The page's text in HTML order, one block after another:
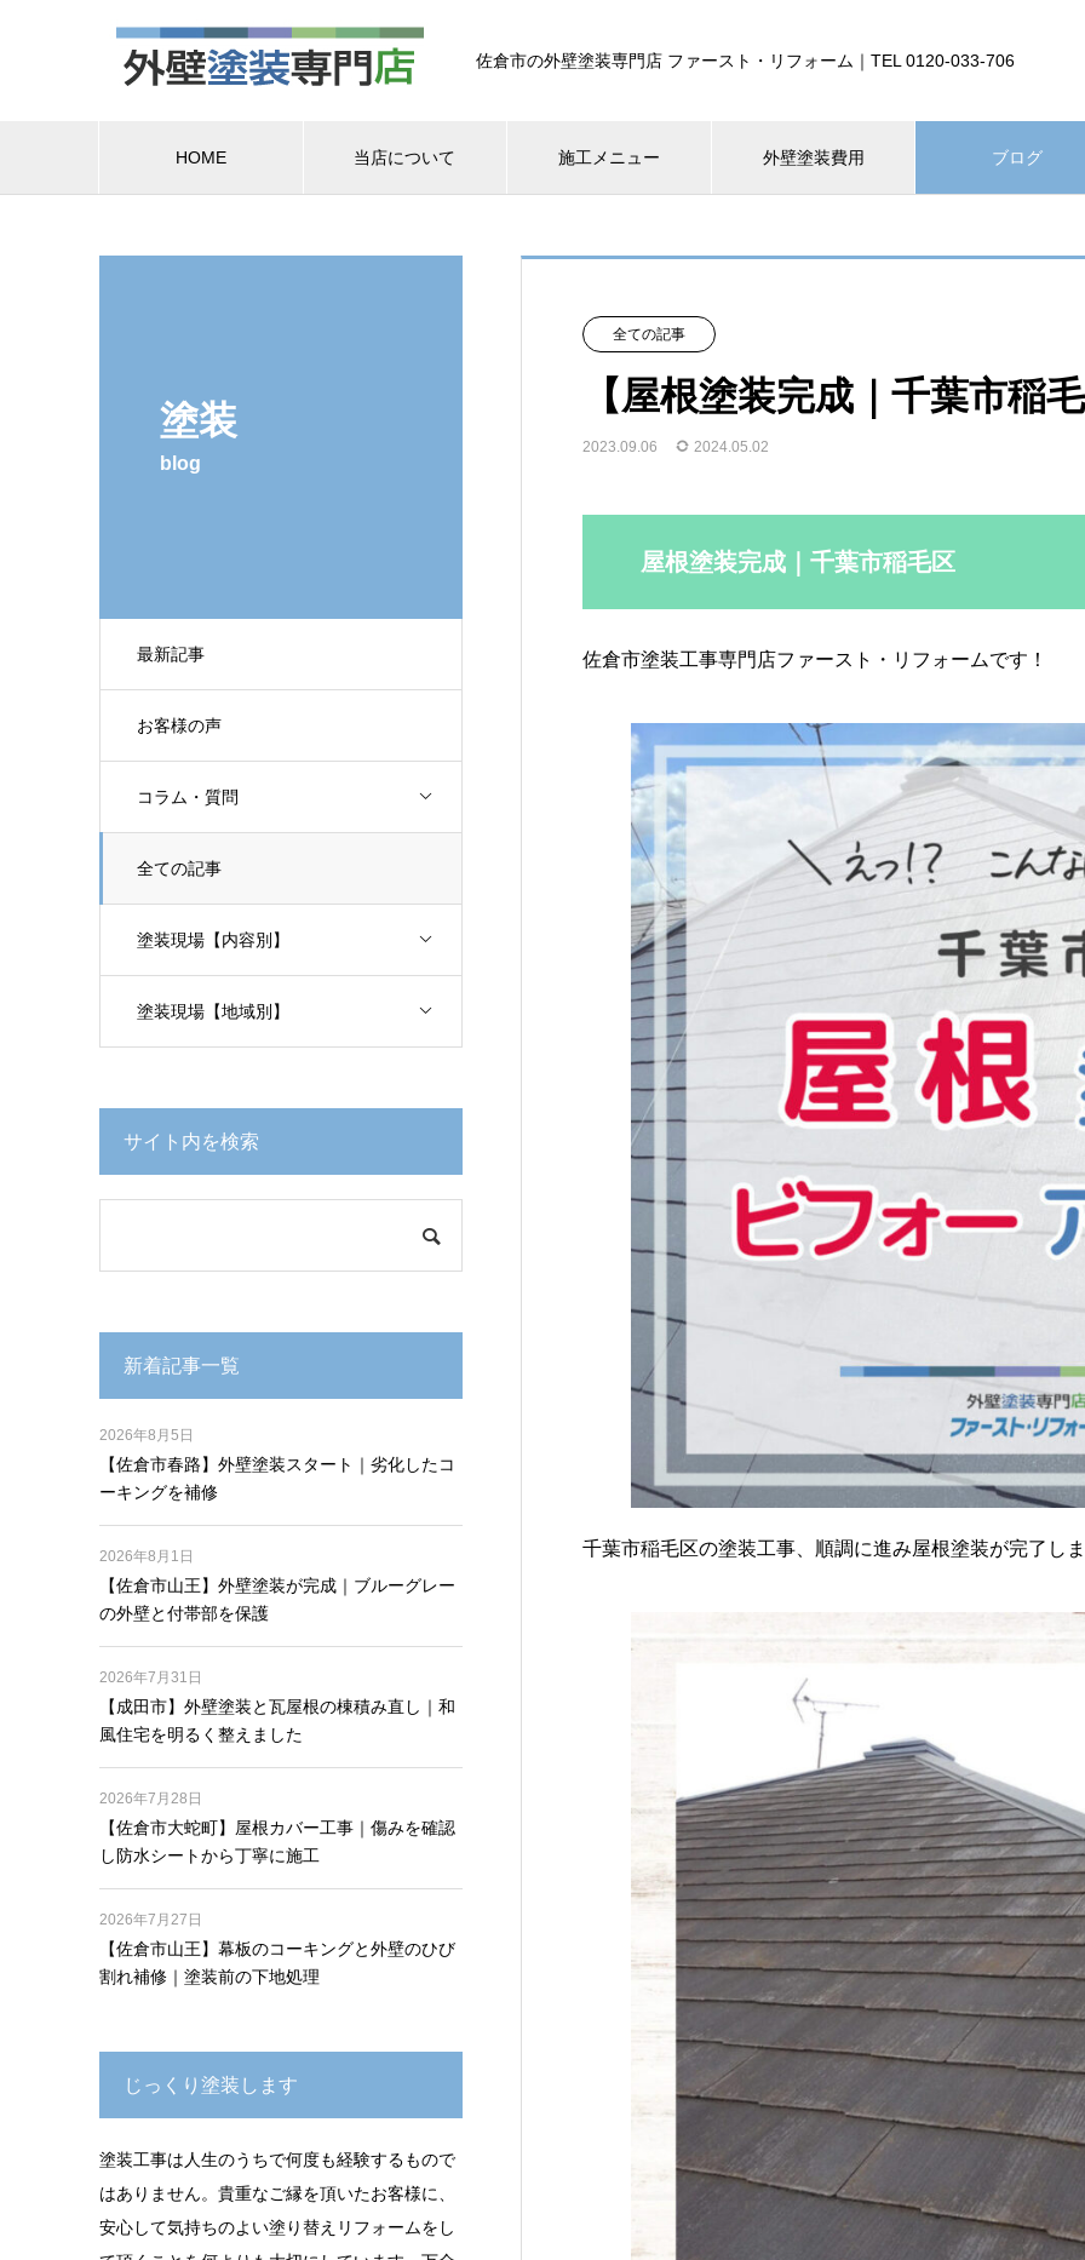
佐倉市の外壁塗装専門店 ファースト・リフォーム｜TEL 0120-033-706
HOME 当店について 施工メニュー 外壁塗装費用 ブログ
塗装
blog
最新記事
お客様の声
コラム・質問
全ての記事
塗装現場【内容別】
塗装現場【地域別】
全ての記事
【屋根塗装完成｜千葉市稲
2023.09.06 2024.05.02
屋根塗装完成｜千葉市稲毛区
佐倉市塗装工事専門店ファースト・リフォームです！
千葉市稲毛区の塗装工事、順調に進み屋根塗装が完了し
サイト内を検索
新着記事一覧
【佐倉市春路】外壁塗装スタート｜劣化したコ
ーキングを補修
2026年8月5日
【佐倉市山王】外壁塗装が完成｜ブルーグレー
の外壁と付帯部を保護
2026年8月1日
【成田市】外壁塗装と瓦屋根の棟積み直し｜和
風住宅を明るく整えました
2026年7月31日
【佐倉市大蛇町】屋根カバー工事｜傷みを確認
し防水シートから丁寧に施工
2026年7月28日
【佐倉市山王】幕板のコーキングと外壁のひび
割れ補修｜塗装前の下地処理
2026年7月27日
じっくり塗装します
塗装工事は人生のうちで何度も経験するもので
はありません。貴重なご縁を頂いたお客様に、
安心して気持ちのよい塗り替えリフォームをし